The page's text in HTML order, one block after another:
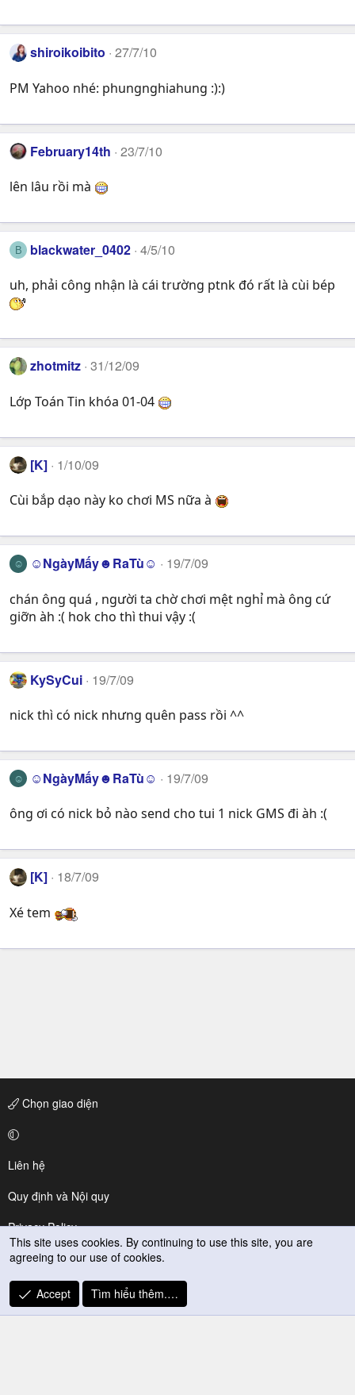
shiroikoibito 27/7/10
PM Yahoo nhé: phungnghiahung :):)
February14th 23/7/10
lên lâu rồi mà
B blackwater_0402 4/5/10
uh, phải công nhận là cái trường ptnk đó rất là cùi bép
zhotmitz 31/12/09
Lớp Toán Tin khóa 01-04
[K] 1/10/09
Cùi bắp dạo này ko chơi MS nữa à
☺ ☺NgàyMấy☻RaTù☺ 19/7/09
chán ông quá , người ta chờ chơi mệt nghỉ mà ông cứ
giỡn àh :( hok cho thì thui vậy :(
KySyCui 19/7/09
nick thì có nick nhưng quên pass rồi ^^
☺ ☺NgàyMấy☻RaTù☺ 19/7/09
ông ơi có nick bỏ nào send cho tui 1 nick GMS đi àh :(
[K] 18/7/09
Xé tem
Chọn giao diện
Liên hệ
Quy định và Nội quy
Privacy Policy
Trợ giúp
R
S
This site uses cookies. By continuing to use this site, you are
agreeing to our use of cookies.
Accept Tìm hiểu thêm.…